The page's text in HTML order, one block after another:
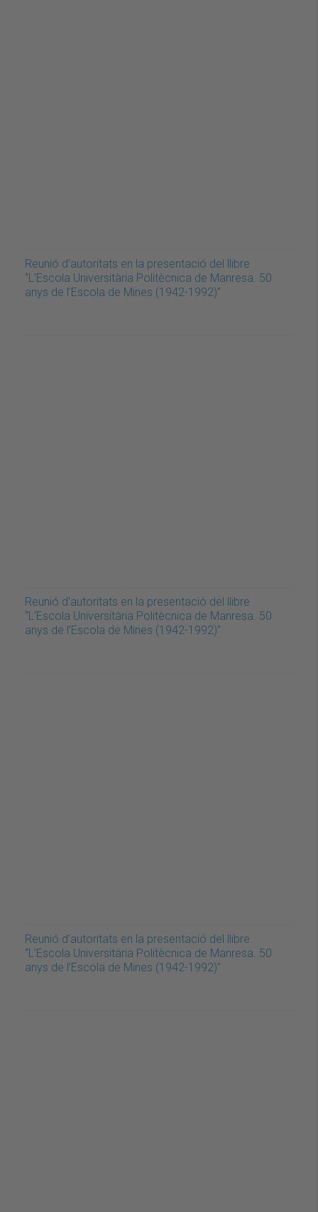
Reunió d'autoritats en la presentació del llibre
“L’Escola Universitària Politècnica de Manresa. 50
anys de l’Escola de Mines (1942-1992)”
Reunió d'autoritats en la presentació del llibre
“L’Escola Universitària Politècnica de Manresa. 50
anys de l’Escola de Mines (1942-1992)”
Reunió d'autoritats en la presentació del llibre
“L’Escola Universitària Politècnica de Manresa. 50
anys de l’Escola de Mines (1942-1992)”